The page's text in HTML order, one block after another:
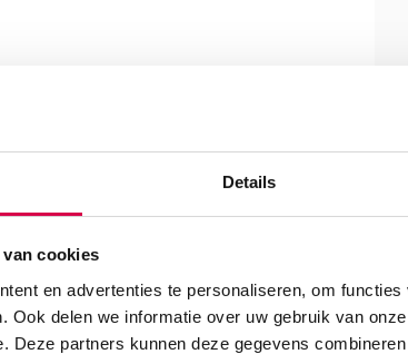
Details
cookies
en advertenties te personaliseren, om
Ook delen we informatie over uw gebruik van
Deze partners kunnen deze gegevens